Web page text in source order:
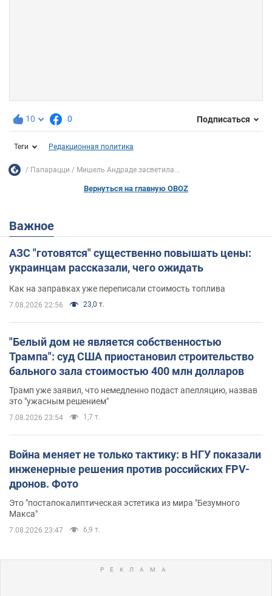
10 0 Подписаться
Теги Редакционная политика
Папарацци Мишель Андраде засветила...
Вернуться на главную OBOZ
Важное
АЗС "готовятся" существенно повышать цены:
украинцам рассказали, чего ожидать
Как на заправках уже переписали стоимость топлива
7.08.2026 22:56 23,0 т.
"Белый дом не является собственностью
Трампа": суд США приостановил строительство
бального зала стоимостью 400 млн долларов
Трамп уже заявил, что немедленно подаст апелляцию, назвав
это "ужасным решением"
7.08.2026 23:54 1,7 т.
Война меняет не только тактику: в НГУ показали
инженерные решения против российских FPV-
дронов. Фото
Это "постапокалиптическая эстетика из мира "Безумного
Макса"
7.08.2026 23:47 6,9 т.